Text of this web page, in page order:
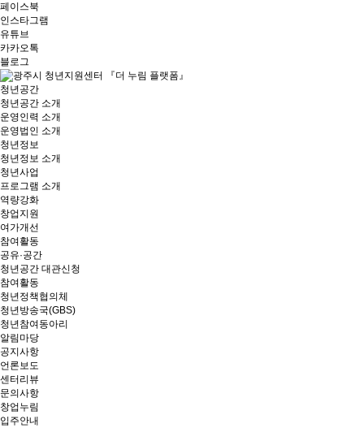
페이스북
인스타그램
유튜브
카카오톡
블로그
청년공간
청년공간 소개
운영인력 소개
운영법인 소개
청년정보
청년정보 소개
청년사업
프로그램 소개
역량강화
창업지원
여가개선
참여활동
공유·공간
청년공간 대관신청
참여활동
청년정책협의체
청년방송국(GBS)
청년참여동아리
알림마당
공지사항
언론보도
센터리뷰
문의사항
창업누림
입주안내